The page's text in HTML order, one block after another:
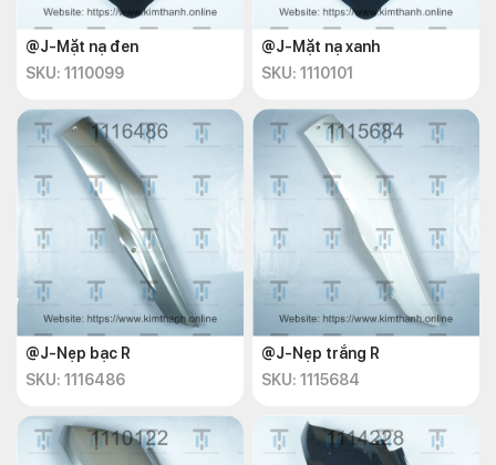
@J-Mặt nạ đen
SKU: 1110099
@J-Mặt nạ xanh
SKU: 1110101
@J-Nẹp bạc R
SKU: 1116486
@J-Nẹp trắng R
SKU: 1115684